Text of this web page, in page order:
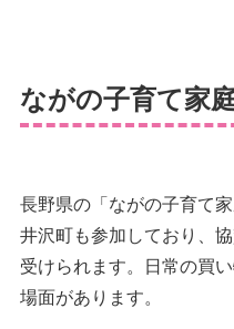
ながの子育て家
長野県の「ながの子育て
井沢町も参加しており、
受けられます。日常の買
場面があります。